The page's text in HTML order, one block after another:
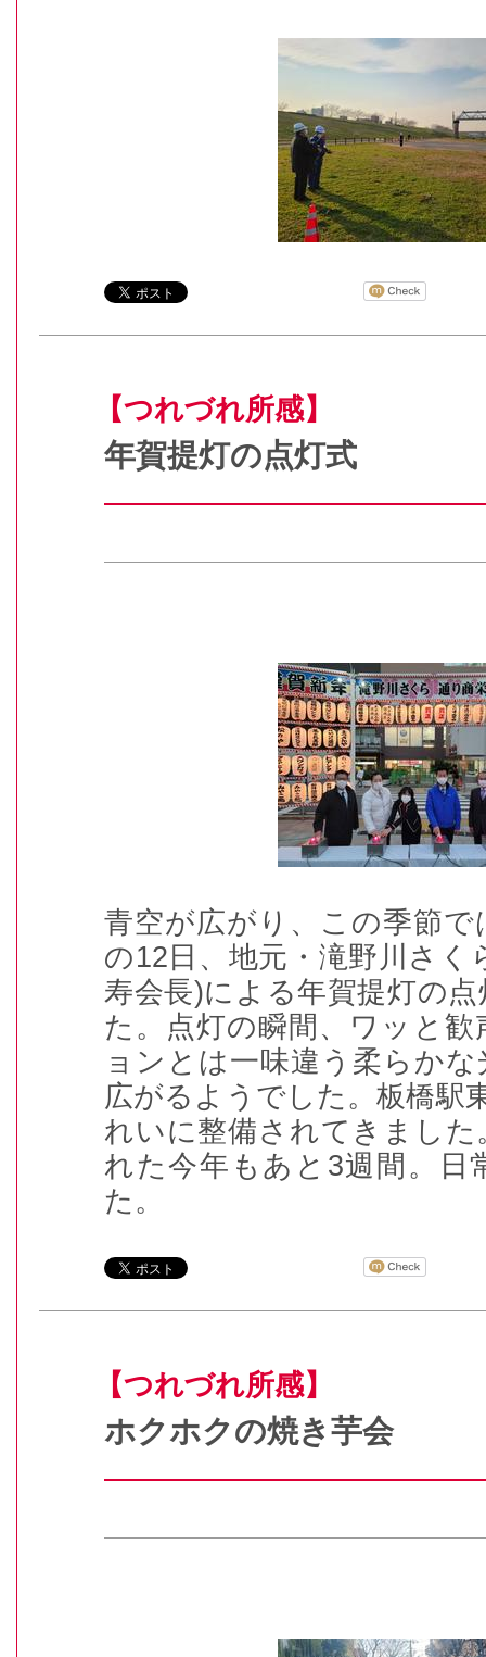
【つれづれ所感】
年賀提灯の点灯式
青空が広がり、この季節
の12日、地元・滝野川さく
寿会長)による年賀提灯の
た。点灯の瞬間、ワッと
ョンとは一味違う柔らか
広がるようでした。板橋駅
れいに整備されてきまし
れた今年もあと3週間。日
た。
【つれづれ所感】
ホクホクの焼き芋会